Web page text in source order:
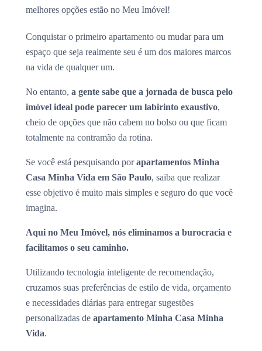
melhores opções estão no Meu Imóvel!
Conquistar o primeiro apartamento ou mudar para um
espaço que seja realmente seu é um dos maiores marcos
na vida de qualquer um.
No entanto, a gente sabe que a jornada de busca pelo
imóvel ideal pode parecer um labirinto exaustivo,
cheio de opções que não cabem no bolso ou que ficam
totalmente na contramão da rotina.
Se você está pesquisando porapartamentos Minha
Casa Minha Vida em São Paulo, saiba que realizar
esse objetivo é muito mais simples e seguro do que você
imagina.
Aqui no Meu Imóvel, nós eliminamos a burocracia e
facilitamos o seu caminho.
Utilizando tecnologia inteligente de recomendação,
cruzamos suas preferências de estilo de vida, orçamento
e necessidades diárias para entregar sugestões
personalizadas de apartamento Minha Casa Minha
Vida.